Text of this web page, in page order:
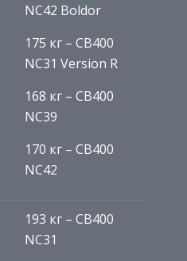
NC42 Boldor
175 кг – CB400
NC31 Version R
168 кг – CB400
NC39
170 кг – CB400
NC42
193 кг – CB400
NC31